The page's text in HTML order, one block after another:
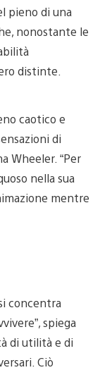
pieno di una
nonostante le
distinte.
caotico e
di
Wheeler. “Per
nella sua
mentre
concentra
spiega
di utilità e di
Ciò